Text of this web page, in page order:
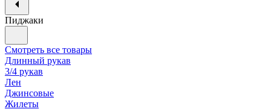
Пиджаки
Смотреть все товары
Длинный рукав
3/4 рукав
Лен
Джинсовые
Жилеты